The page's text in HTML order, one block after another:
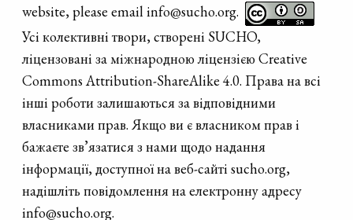
website, please email info@sucho.org.
Усі колективні твори, створені SUCHO,
ліцензовані за міжнародною ліцензією Creative
Commons Attribution-ShareAlike 4.0. Права на всі
інші роботи залишаються за відповідними
власниками прав. Якщо ви є власником прав і
бажаєте зв’язатися з нами щодо надання
інформації, доступної на веб-сайті sucho.org,
надішліть повідомлення на електронну адресу
info@sucho.org.